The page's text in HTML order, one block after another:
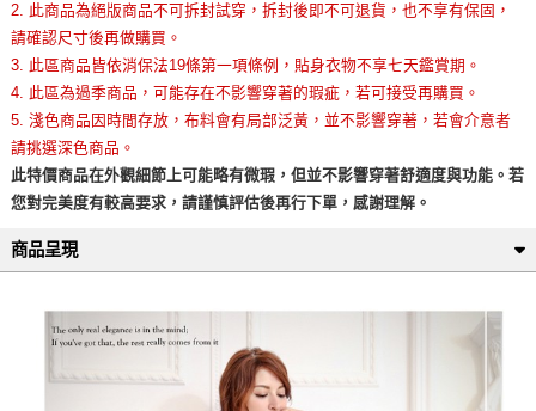
2. 此商品為絕版商品不可拆封試穿，拆封後即不可退貨，也不享有保固，
請確認尺寸後再做購買。
3. 此區商品皆依消保法19條第一項條例，貼身衣物不享七天鑑賞期。
4. 此區為過季商品，可能存在不影響穿著的瑕疵，若可接受再購買。
5. 淺色商品因時間存放，布料會有局部泛黃，並不影響穿著，若會介意者
請挑選深色商品。
此特價商品在外觀細節上可能略有微瑕，但並不影響穿著舒適度與功能。若
您對完美度有較高要求，請謹慎評估後再行下單，感謝理解。
商品呈現